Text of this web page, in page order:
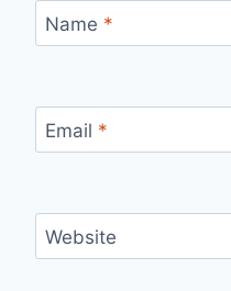
Name *
Email *
Website